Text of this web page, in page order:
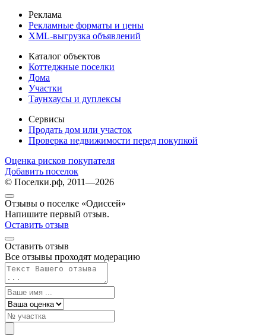
Реклама
Рекламные форматы и цены
XML-выгрузка объявлений
Каталог объектов
Коттеджные поселки
Дома
Участки
Таунхаусы и дуплексы
Сервисы
Продать дом или участок
Проверка недвижимости перед покупкой
Оценка рисков покупателя
Добавить поселок
© Поселки.рф, 2011—2026
Отзывы о поселке «Одиссей»
Напишите первый отзыв.
Оставить отзыв
Оставить отзыв
Все отзывы проходят модерацию